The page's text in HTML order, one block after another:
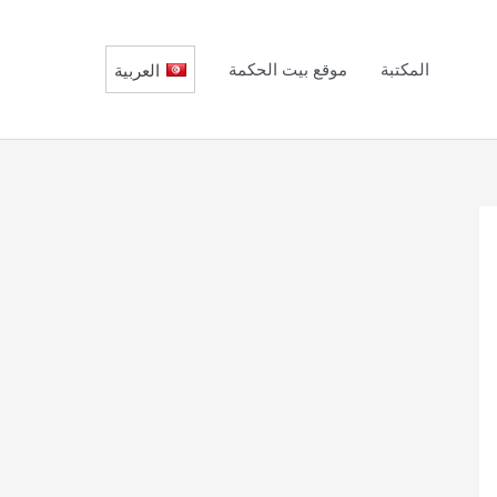
المكتبة موقع بيت الحكمة العربية